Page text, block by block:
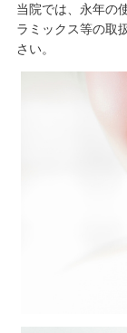
当院では、永年の
ラミックス等の取
さい。